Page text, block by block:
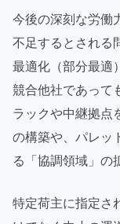
今後の深刻な労働
不足するとされる
最適化（部分最適
競合他社であって
ラックや中継拠点
の構築や、パレッ
る「協調領域」の
特定荷主に指定さ